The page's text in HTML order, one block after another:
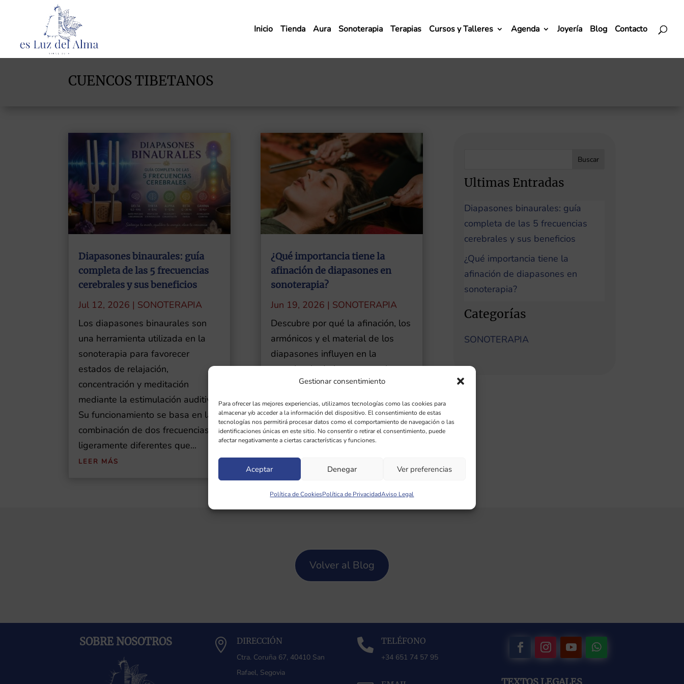
Gestionar consentimiento
Para ofrecer las mejores experiencias, utilizamos tecnologías como las cookies para
almacenar y/o acceder a la información del dispositivo. El consentimiento de estas
tecnologías nos permitirá procesar datos como el comportamiento de navegación o las
identificaciones únicas en este sitio. No consentir o retirar el consentimiento, puede
afectar negativamente a ciertas características y funciones.
Aceptar Denegar Ver preferencias
Política de CookiesPolítica de PrivacidadAviso Legal
Inicio Tienda Aura Sonoterapia Terapias Cursos y Talleres Agenda Joyería Blog Contacto
CUENCOS TIBETANOS
Diapasones binaurales: guía
completa de las 5 frecuencias
cerebrales y sus beneficios
Jul 12, 2026 | SONOTERAPIA
Los diapasones binaurales son
una herramienta utilizada en la
sonoterapia para favorecer
estados de relajación,
concentración y meditación
mediante la estimulación auditiva.
Su funcionamiento se basa en la
combinación de dos frecuencias
ligeramente diferentes que...
LEER MÁS
¿Qué importancia tiene la
afinación de diapasones en
sonoterapia?
Jun 19, 2026 | SONOTERAPIA
Descubre por qué la afinación, los
armónicos y el material de los
diapasones influyen en la
experiencia de la sonoterapia.
LEER MÁS
Buscar
Ultimas Entradas
Diapasones binaurales: guía
completa de las 5 frecuencias
cerebrales y sus beneficios
¿Qué importancia tiene la
afinación de diapasones en
sonoterapia?
Categorías
SONOTERAPIA
Volver al Blog
SOBRE NOSOTROS  DIRECCIÓN
Ctra. Coruña 67, 40410 San
Rafael, Segovia
 TELÉFONO
+34 651 74 57 95
TEXTOS LEGALES